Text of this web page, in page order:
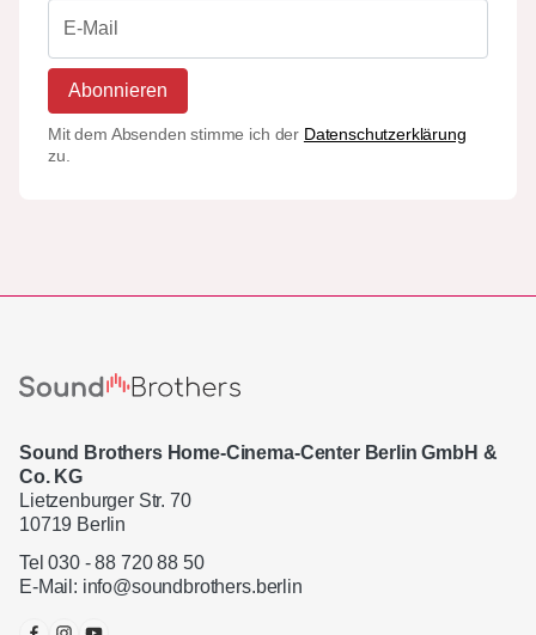
Abonnieren
Mit dem Absenden stimme ich der Datenschutzerklärung
zu.
Sound Brothers Home-Cinema-Center Berlin GmbH &
Co. KG
Lietzenburger Str. 70
10719 Berlin
Tel 030 - 88 720 88 50
E-Mail: info@soundbrothers.berlin